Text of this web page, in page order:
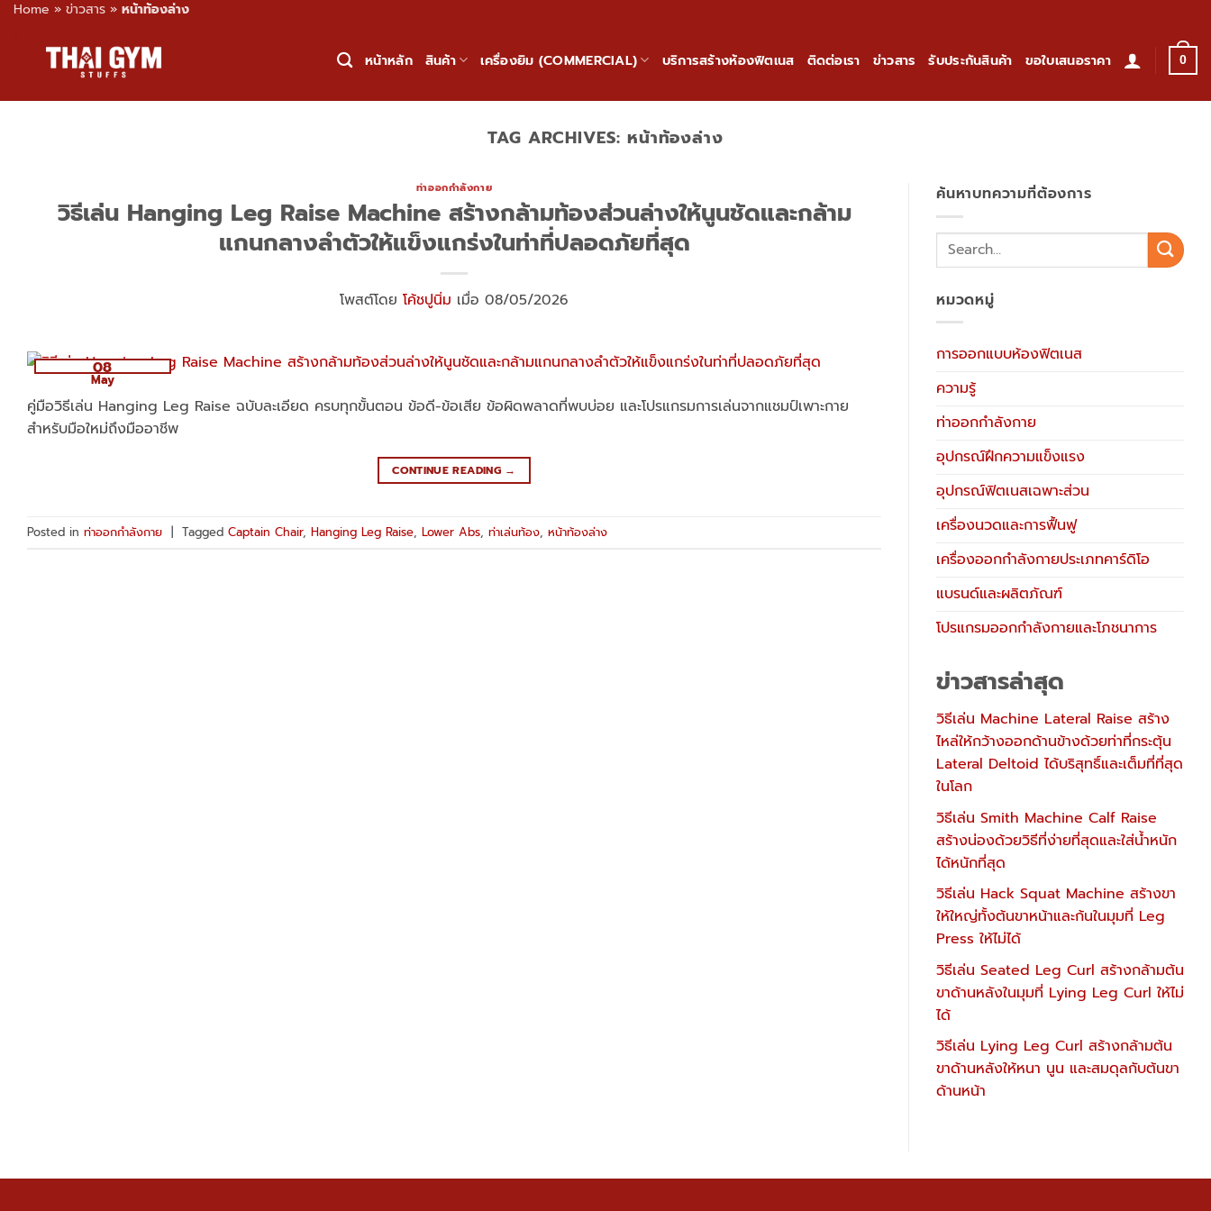
Home » ข่าวสาร » หน้าท้องล่าง
content
หน้าหลัก สินค้า เครื่องยิม (COMMERCIAL) บริการสร้างห้องฟิตเนส ติดต่อเรา ข่าวสาร รับประกันสินค้า ขอใบเสนอราคา 0
TAG ARCHIVES: หน้าท้องล่าง
ท่าออกกำลังกาย
วิธีเล่น Hanging Leg Raise Machine สร้างกล้ามท้องส่วนล่างให้นูนชัดและกล้าม
แกนกลางลำตัวให้แข็งแกร่งในท่าที่ปลอดภัยที่สุด
โพสต์โดย โค้ชปูนิ่ม เมื่อ 08/05/2026
08
May
คู่มือวิธีเล่น Hanging Leg Raise ฉบับละเอียด ครบทุกขั้นตอน ข้อดี-ข้อเสีย ข้อผิดพลาดที่พบบ่อย และโปรแกรมการเล่นจากแชมป์เพาะกาย
สำหรับมือใหม่ถึงมืออาชีพ
CONTINUE READING →
Posted in ท่าออกกำลังกาย | Tagged Captain Chair, Hanging Leg Raise, Lower Abs, ท่าเล่นท้อง, หน้าท้องล่าง
ค้นหาบทความที่ต้องการ
หมวดหมู่
การออกแบบห้องฟิตเนส
ความรู้
ท่าออกกำลังกาย
อุปกรณ์ฝึกความแข็งแรง
อุปกรณ์ฟิตเนสเฉพาะส่วน
เครื่องนวดและการฟื้นฟู
เครื่องออกกำลังกายประเภทคาร์ดิโอ
แบรนด์และผลิตภัณฑ์
โปรแกรมออกกำลังกายและโภชนาการ
ข่าวสารล่าสุด
วิธีเล่น Machine Lateral Raise สร้าง
ไหล่ให้กว้างออกด้านข้างด้วยท่าที่กระตุ้น
Lateral Deltoid ได้บริสุทธิ์และเต็มที่ที่สุด
ในโลก
วิธีเล่น Smith Machine Calf Raise
สร้างน่องด้วยวิธีที่ง่ายที่สุดและใส่น้ำหนัก
ได้หนักที่สุด
วิธีเล่น Hack Squat Machine สร้างขา
ให้ใหญ่ทั้งต้นขาหน้าและก้นในมุมที่ Leg
Press ให้ไม่ได้
วิธีเล่น Seated Leg Curl สร้างกล้ามต้น
ขาด้านหลังในมุมที่ Lying Leg Curl ให้ไม่
ได้
วิธีเล่น Lying Leg Curl สร้างกล้ามต้น
ขาด้านหลังให้หนา นูน และสมดุลกับต้นขา
ด้านหน้า